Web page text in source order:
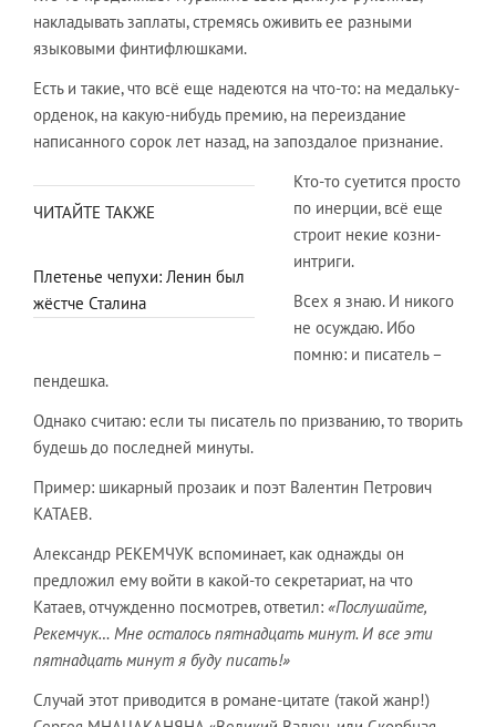
накладывать заплаты, стремясь оживить ее разными
языковыми финтифлюшками.
Есть и такие, что всё еще надеются на что-то: на медальку-
орденок, на какую-нибудь премию, на переиздание
написанного сорок лет назад, на запоздалое признание.
ЧИТАЙТЕ ТАКЖЕ
Плетенье чепухи: Ленин был
жёстче Сталина
Кто-то суетится просто
по инерции, всё еще
строит некие козни-
интриги.
Всех я знаю. И никого
не осуждаю. Ибо
помню: и писатель –
пендешка.
Однако считаю: если ты писатель по призванию, то творить
будешь до последней минуты.
Пример: шикарный прозаик и поэт Валентин Петрович
КАТАЕВ.
Александр РЕКЕМЧУК вспоминает, как однажды он
предложил ему войти в какой-то секретариат, на что
Катаев, отчужденно посмотрев, ответил: «Послушайте,
Рекемчук… Мне осталось пятнадцать минут. И все эти
пятнадцать минут я буду писать!»
Случай этот приводится в романе-цитате (такой жанр!)